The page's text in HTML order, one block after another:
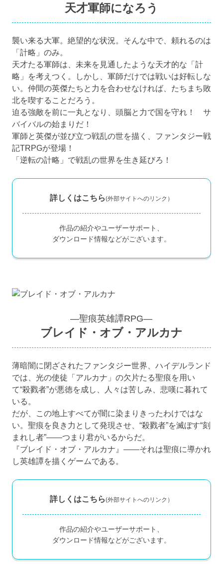
天才軍師になろう
襲い来る大軍。絶望的な状況。そんな中で、頼れるのは
「計略」のみ。
天才たる軍師は、未来を見通したような天才的な「計
略」を考えつく。しかし、軍師だけでは戦いは好転しな
い。仲間の英傑たちと力を合わせなければ、たちまち敗
北を喫することだろう。
迫る強敵を前に一丸となり、頭脳と力で国を守れ！ サ
バイバルの始まりだ！
軍師と英傑が並び立つ戦乱の世を描く、ファンタジー戦
記TRPGが登場！
「逆転の計略」で戦乱の世界を生き延びろ！
詳しくはこちら(外部サイトへのリンク）
作品の紹介やユーザーサポート、
ダウンロード情報などがございます。
―聖痕英雄譚RPG―
ブレイド・オブ・アルカナ
薄暗闇に閉ざされたファンタジー世界、ハイデルランド
では、光の使徒「アルカナ」の欠片たる聖痕を用い
て“殺戮者”が悪徳を成し、人々は苦しみ、悲嘆に暮れて
いる。
だが、この地上すべてが闇に染まりきったわけではな
い。聖痕を良き力として発現させ、“殺戮者”を滅ぼす“刻
まれし者”――つまり君がいるからだ。
『ブレイド・オブ・アルカナ』――それは聖痕に導かれ
し英雄譚を描くゲームである。
詳しくはこちら(外部サイトへのリンク）
作品の紹介やユーザーサポート、
ダウンロード情報などがございます。